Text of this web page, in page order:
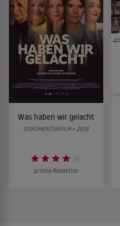
Was haben wir gelacht
DOKUMENTARFILM • 2026
prisma-Redaktion